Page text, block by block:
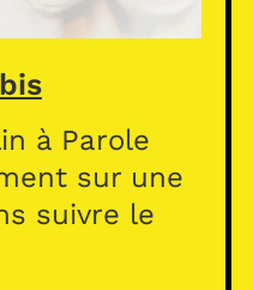
à Parole
sur une
suivre le